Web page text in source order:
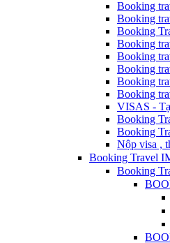
Booking
Booking
Booking
Booking
Booking
Booking
Booking
Booking
VISAS -
Booking
Booking
Nộp visa ,
Booking Travel
Booking